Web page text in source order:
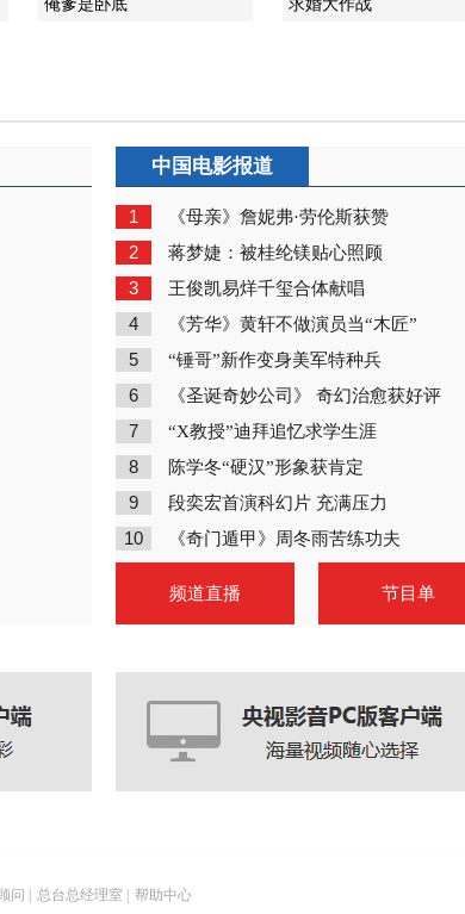
中国电影报道
1 《母亲》詹妮弗·劳伦斯获赞
2 蒋梦婕：被桂纶镁贴心照顾
3 王俊凯易烊千玺合体献唱
4 《芳华》黄轩不做演员当“木匠”
5 “锤哥”新作变身美军特种兵
6 《圣诞奇妙公司》 奇幻治愈获好评
7 “X教授”迪拜追忆求学生涯
8 陈学冬“硬汉”形象获肯定
9 段奕宏首演科幻片 充满压力
10 《奇门遁甲》周冬雨苦练功夫
频道直播 节目单
问 总台总经理室 帮助中心